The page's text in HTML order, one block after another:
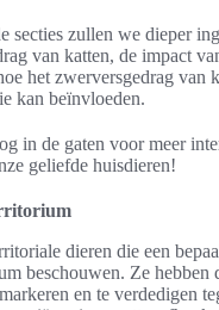
secties zullen we dieper
van katten, de impact
het zwerversgedrag van
kan beïnvloeden.
in de gaten voor meer
geliefde huisdieren!
dieren die een
beschouwen. Ze hebben
en te verdedigen